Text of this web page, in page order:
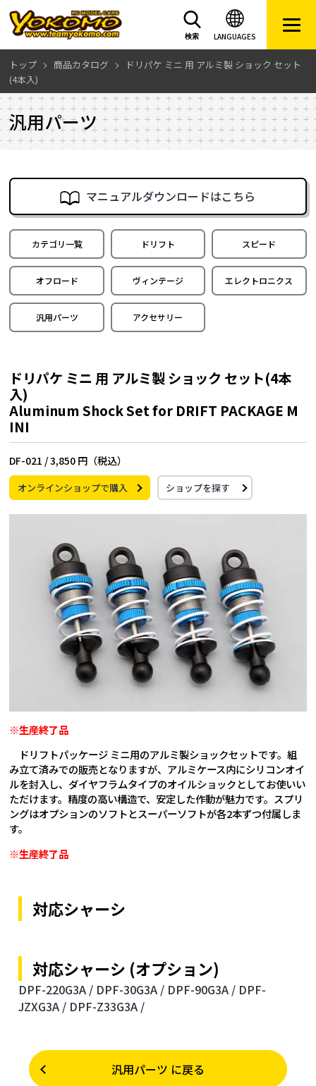
LANGUAGES
検索
トップ 商品カタログ
ドリパケ ミニ 用 アルミ製 ショック セット
(4本入)
汎用パーツ
マニュアルダウンロードはこちら
カテゴリ一覧 ドリフト スピード
オフロード ヴィンテージ エレクトロニクス
汎用パーツ アクセサリー
ドリパケ ミニ 用 アルミ製 ショック セット(4本
入)
Aluminum Shock Set for DRIFT PACKAGE M
INI
DF-021 /3,850 円（税込）
オンラインショップで購入 ショップを探す
※生産終了品
ドリフトパッケージ ミニ用のアルミ製ショックセットです。組
み立て済みでの販売となりますが、アルミケース内にシリコンオイ
ルを封入し、ダイヤフラムタイプのオイルショックとしてお使いい
ただけます。精度の高い構造で、安定した作動が魅力です。スプリ
ングはオプションのソフトとスーパーソフトが各2本ずつ付属しま
す。
※生産終了品
対応シャーシ
対応シャーシ (オプション)
DPF-220G3A / DPF-30G3A / DPF-90G3A / DPF-
JZXG3A / DPF-Z33G3A /
汎用パーツ に戻る